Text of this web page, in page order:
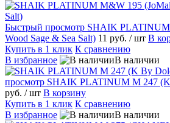
Быстрый просмотр SHAIK
Wood Sage & Sea Salt) 11 руб. / шт В
Купить в 1 клик К сравнению
В избранное
В наличии
просмотр SHAIK PLATINUM M 247 (K
руб. / шт В корзину
Купить в 1 клик К сравнению
В избранное
В наличии